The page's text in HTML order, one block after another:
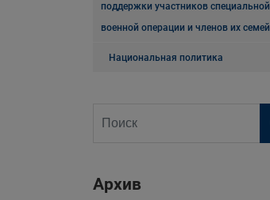
поддержки участников специальной
военной операции и членов их семей
Национальная политика
Архив